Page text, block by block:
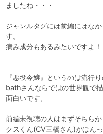
ましたね・・・
ジャンルタグには前編にはな
す。
病み成分もあるみたいですよ！
『悪役令嬢』というのは流行
bathさんならではの世界観で
面白いです。
前編未視聴の人はまずそちら
クスくん(CV三橋さん)がほん